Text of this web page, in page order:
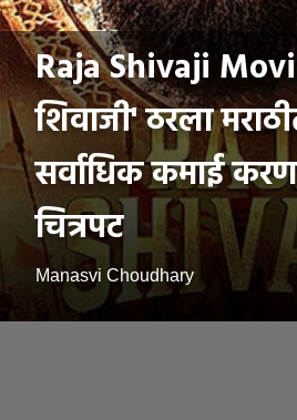
Raja Shivaji
शिवाजी' ठरला
सर्वाधिक कमाई
चित्रपट
Manasvi Choudhary